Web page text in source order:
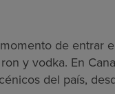
de entrar
y vodka. En
del país,